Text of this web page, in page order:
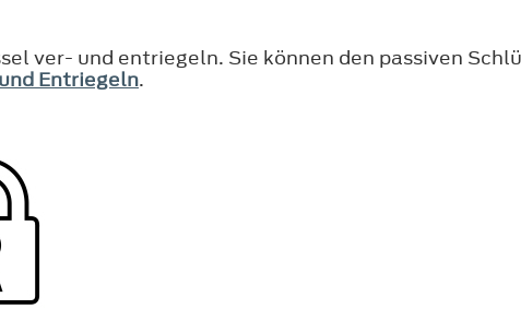
ver- und entriegeln. Sie können den passiven
Entriegeln.